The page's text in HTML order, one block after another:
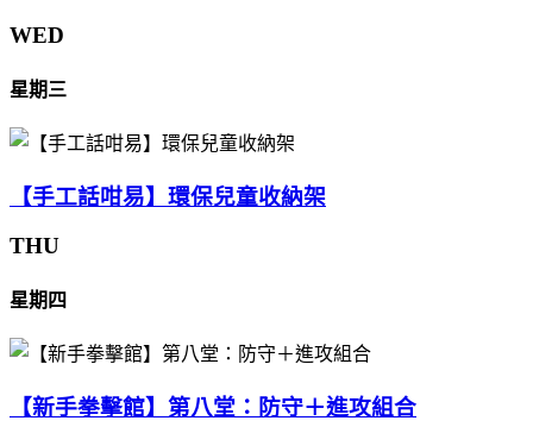
WED
星期三
【手工話咁易】環保兒童收納架
THU
星期四
【新手拳擊館】第八堂：防守＋進攻組合